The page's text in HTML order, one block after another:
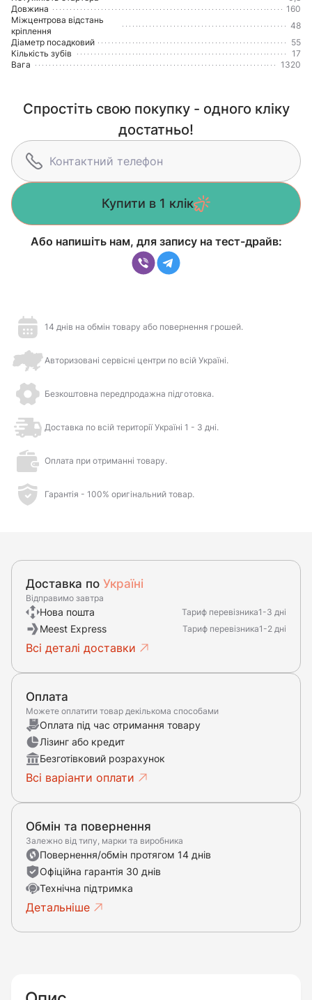
Довжина
160
Міжцентрова відстань
кріплення
48
Діаметр посадковий
55
Кількість зубів
17
Вага
1320
Спростіть свою покупку - одного кліку
достатньо!
Купити в 1 клік
Або напишіть нам, для запису на тест-драйв:
14 днів на обмін товару або повернення грошей.
Авторизовані сервісні центри по всій Україні.
Безкоштовна передпродажна підготовка.
Доставка по всій території Україні 1 - 3 дні.
Оплата при отриманні товару.
Гарантія - 100% оригінальний товар.
Доставка по Україні
Відправимо завтра
Нова пошта Тариф перевізника1-3 дні
Meest Express Тариф перевізника1-2 дні
Всі деталі доставки
Оплата
Можете оплатити товар декількома способами
Оплата під час отримання товару
Лізинг або кредит
Безготівковий розрахунок
Всі варіанти оплати
Обмін та повернення
Залежно від типу, марки та виробника
Повернення/обмін протягом 14 днів
Офіційна гарантія 30 днів
Технічна підтримка
Детальніше